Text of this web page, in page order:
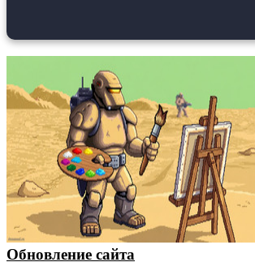
Обновление сайта